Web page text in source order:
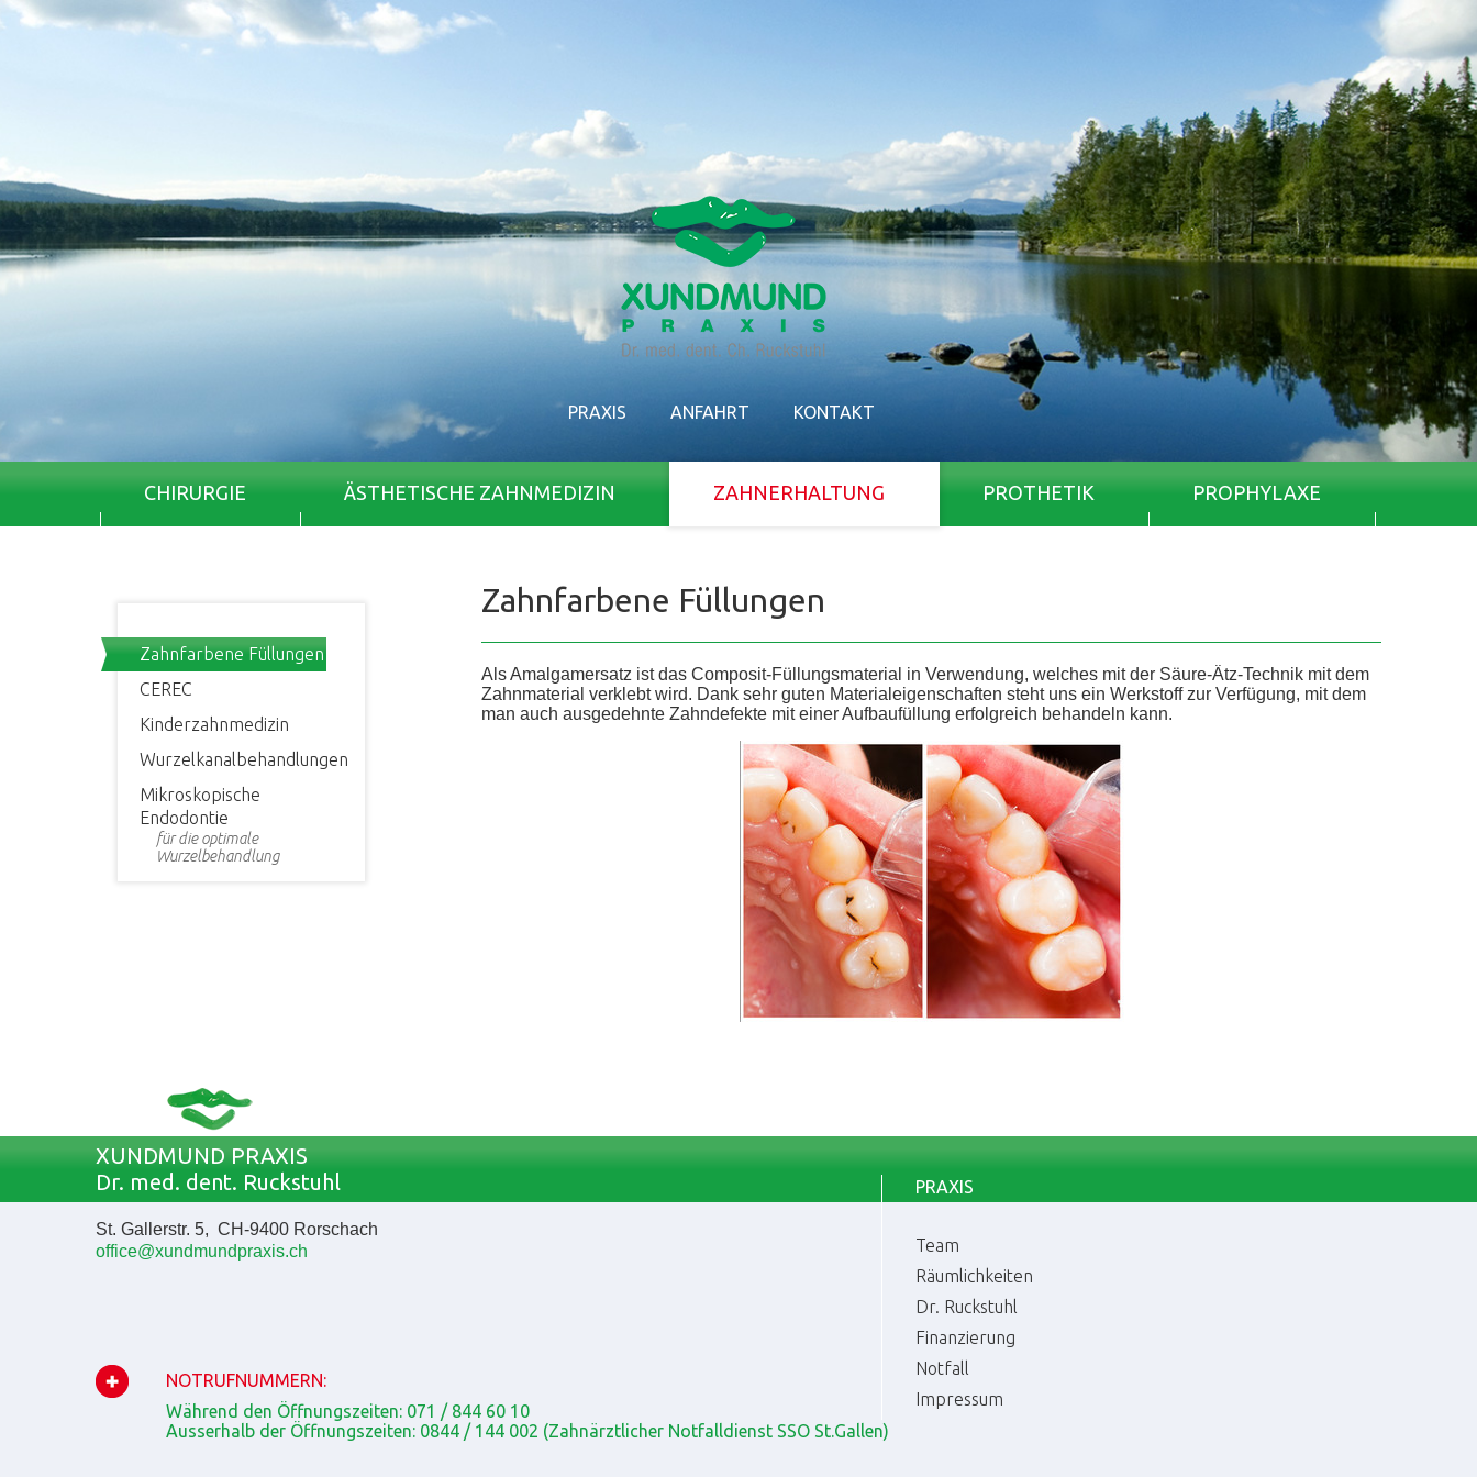
PRAXIS ANFAHRT KONTAKT
CHIRURGIE ÄSTHETISCHE ZAHNMEDIZIN ZAHNERHALTUNG PROTHETIK PROPHYLAXE
Zahnfarbene Füllungen
CEREC
Kinderzahnmedizin
Wurzelkanalbehandlungen
Mikroskopische
Endodontie
für die optimale
Wurzelbehandlung
Zahnfarbene Füllungen
Als Amalgamersatz ist das Composit-Füllungsmaterial in Verwendung, welches mit der Säure-Ätz-Technik mit dem
Zahnmaterial verklebt wird. Dank sehr guten Materialeigenschaften steht uns ein Werkstoff zur Verfügung, mit dem
man auch ausgedehnte Zahndefekte mit einer Aufbaufüllung erfolgreich behandeln kann.
XUNDMUND PRAXIS
Dr. med. dent. Ruckstuhl
St. Gallerstr. 5, CH-9400 Rorschach
office@xundmundpraxis.ch
NOTRUFNUMMERN:
Während den Öffnungszeiten: 071 / 844 60 10
Ausserhalb der Öffnungszeiten: 0844 / 144 002 (Zahnärztlicher Notfalldienst SSO St.Gallen)
PRAXIS
Team
Räumlichkeiten
Dr. Ruckstuhl
Finanzierung
Notfall
Impressum